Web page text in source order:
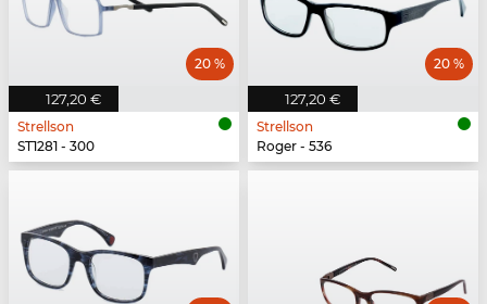
127,20 €
20 %
Strellson
ST1281 - 300
127,20 €
20 %
Strellson
Roger - 536